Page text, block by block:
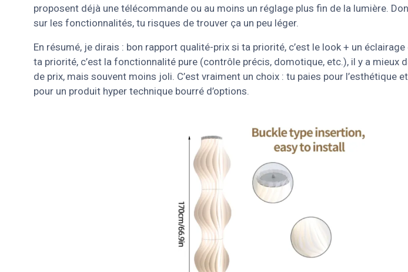
proposent déjà une télécommande ou au moins un réglage plus fin de la lumière.
sur les fonctionnalités, tu risques de trouver ça un peu léger.
En résumé, je dirais : bon rapport qualité-prix si ta priorité, c’est le look + un éclairage
ta priorité, c’est la fonctionnalité pure (contrôle précis, domotique, etc.), il y a mieux
de prix, mais souvent moins joli. C’est vraiment un choix : tu paies pour l’esthétique
pour un produit hyper technique bourré d’options.